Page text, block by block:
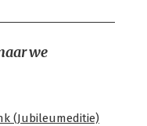
we
(Jubileumeditie)